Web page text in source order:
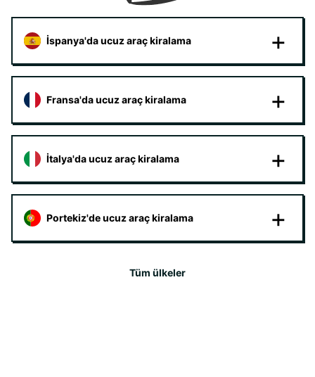
İspanya'da ucuz araç kiralama
Fransa'da ucuz araç kiralama
İtalya'da ucuz araç kiralama
Portekiz'de ucuz araç kiralama
Tüm ülkeler